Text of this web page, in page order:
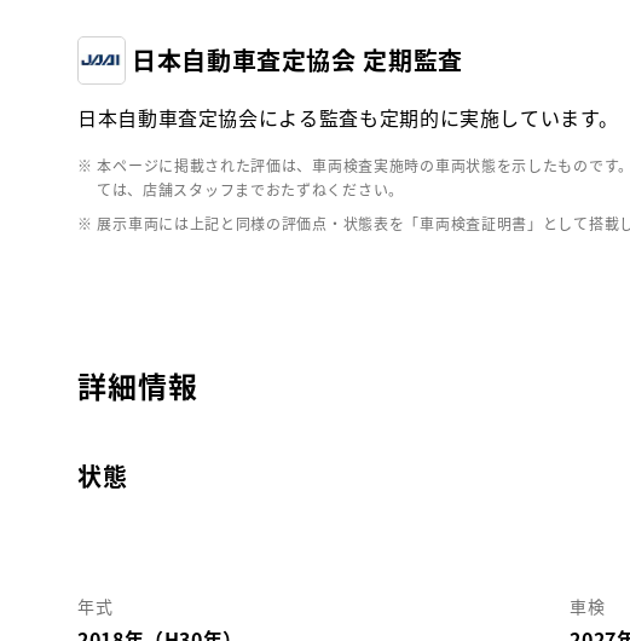
日本自動車査定協会 定期監査
日本自動車査定協会による監査も定期的に実施しています。
※ 本ページに掲載された評価は、車両検査実施時の車両状態を示したもので
ては、店舗スタッフまでおたずねください。
※ 展示車両には上記と同様の評価点・状態表を「車両検査証明書」として搭載し
詳細情報
状態
年式 車検